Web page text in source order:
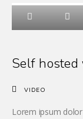
Self hosted
VIDEO
Lorem ipsum